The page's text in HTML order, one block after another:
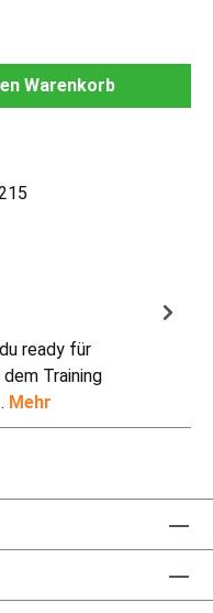
gewünschten
Warenkorb
ready für
Training
Mehr